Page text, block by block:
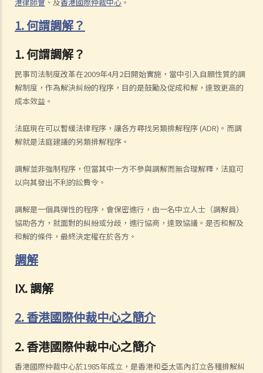
1. 何謂調解？
1. 何謂調解？
民事司法制度改革在2009年4月2日開始實施，當中引入自願性質的調
解制度，作為解決糾紛的程序，目的是鼓勵及促成和解，達致更高的
成本效益。
法庭現在可以暫緩法律程序，讓各方尋找另類排解程序 (ADR)。而調
解就是法庭建議的另類排解程序。
調解並非強制程序，但當其中一方不參與調解而無合理解釋，法庭可
以向其發出不利的訟費令。
調解是一個具彈性的程序，會保密進行，由一名中立人士（調解員）
協助各方，就面對的糾紛或分歧，進行協商，達致協議。是否和解及
和解的條件，最終決定權在於各方。
調解
IX. 調解
2. 香港國際仲裁中心之簡介
2. 香港國際仲裁中心之簡介
香港國際仲裁中心於1985年成立，是香港和亞太區內訂立各種排解糾